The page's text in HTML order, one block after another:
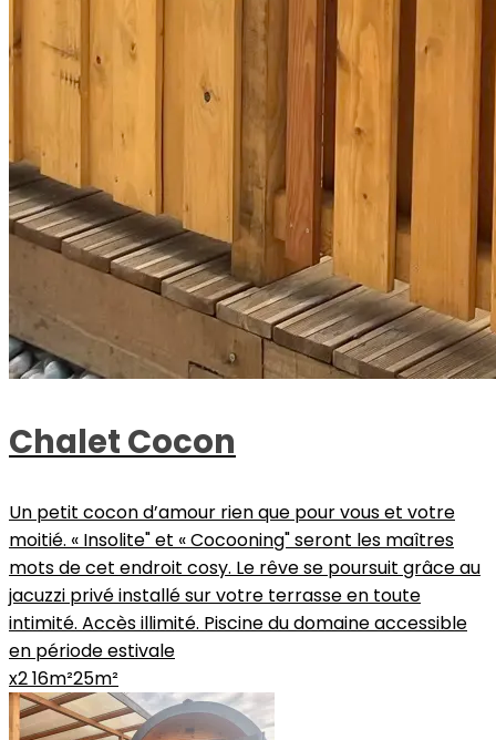
Chalet Cocon
Un petit cocon d’amour rien que pour vous et votre
moitié. « Insolite" et « Cocooning" seront les maîtres
mots de cet endroit cosy. Le rêve se poursuit grâce au
jacuzzi privé installé sur votre terrasse en toute
intimité. Accès illimité. Piscine du domaine accessible
en période estivale
x216m²25m²